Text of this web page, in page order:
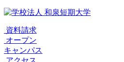
資料請求
オープン
キャンパス
アクセス